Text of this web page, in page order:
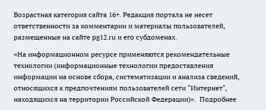
Возрастная категория сайта 16+. Редакция портала не несет
ответственности за комментарии и материалы пользователей,
размещенные на сайте pg12.ru и его субдоменах.
«На информационном ресурсе применяются рекомендательные
технологии (информационные технологии предоставления
информации на основе сбора, систематизации и анализа сведений,
относящихся к предпочтениям пользователей сети "Интернет",
находящихся на территории Российской Федерации)». Подробнее